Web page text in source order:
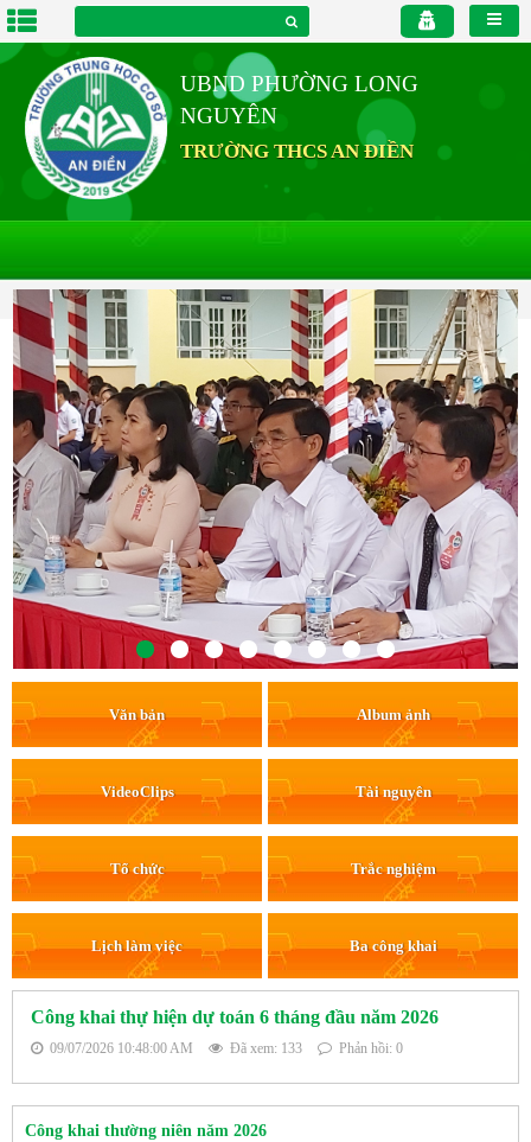
UBND PHƯỜNG LONG
NGUYÊN
TRƯỜNG THCS AN ĐIỀN
Văn bản Album ảnh
VideoClips Tài nguyên
Tổ chức Trắc nghiệm
Lịch làm việc Ba công khai
Công khai thự hiện dự toán 6 tháng đầu năm 2026
09/07/2026 10:48:00 AM Đã xem: 133 Phản hồi: 0
Công khai thường niên năm 2026